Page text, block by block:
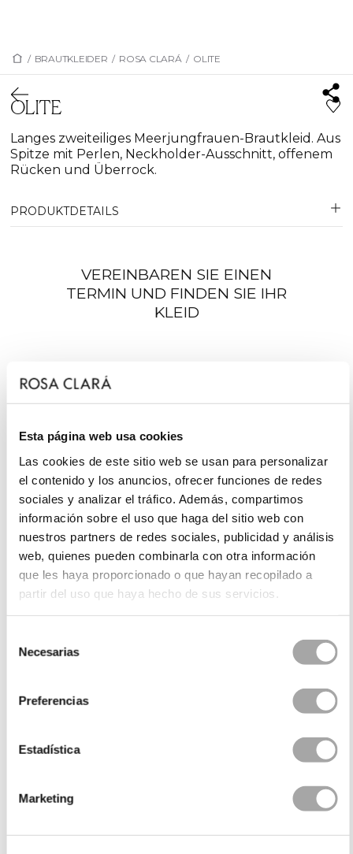
Esta página web usa cookies
Las cookies de este sitio web se usan para personalizar
el contenido y los anuncios, ofrecer funciones de redes
sociales y analizar el tráfico. Además, compartimos
información sobre el uso que haga del sitio web con
nuestros partners de redes sociales, publicidad y análisis
web, quienes pueden combinarla con otra información
que les haya proporcionado o que hayan recopilado a
partir del uso que haya hecho de sus servicios.
Necesarias
Preferencias
Estadística
Marketing
/ BRAUTKLEIDER / ROSA CLARÁ / OLITE
OLITE
Langes zweiteiliges Meerjungfrauen-Brautkleid. Aus
Spitze mit Perlen, Neckholder-Ausschnitt, offenem
Rücken und Überrock.
PRODUKTDETAILS
VEREINBAREN SIE EINEN
TERMIN UND FINDEN SIE IHR
KLEID